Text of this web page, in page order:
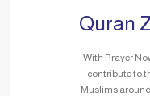
Quran
With Prayer
contribute to
Muslims